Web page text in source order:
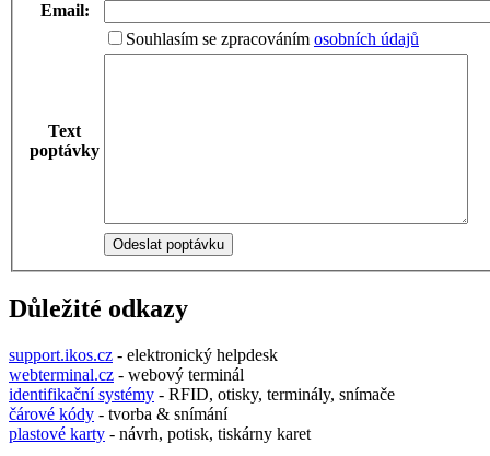
Email:
Souhlasím se zpracováním osobních údajů
Text
poptávky
Důležité odkazy
support.ikos.cz - elektronický helpdesk
webterminal.cz - webový terminál
identifikační systémy - RFID, otisky, terminály, snímače
čárové kódy - tvorba & snímání
plastové karty - návrh, potisk, tiskárny karet